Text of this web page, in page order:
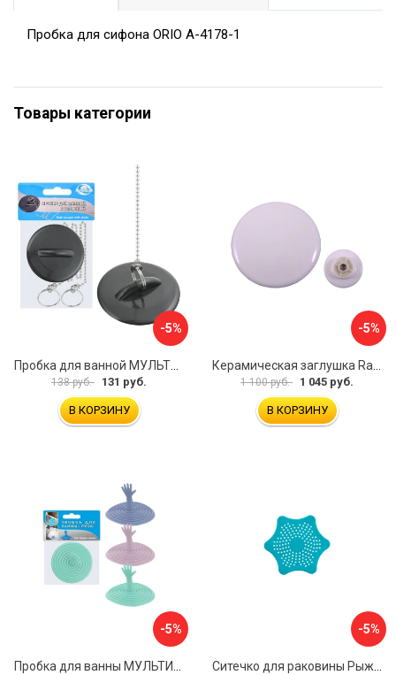
Пробка для сифона ORIO А-4178-1
Товары категории
-5%
138 руб. 131 руб.
В КОРЗИНУ
-5%
1 100 руб. 1 045 руб.
В КОРЗИНУ
-5%
Пробка для ванны МУЛЬТИДОМ Пастель VL34-11
-5%
Ситечко для раковины Рыжий кот Морская Звезда 103659